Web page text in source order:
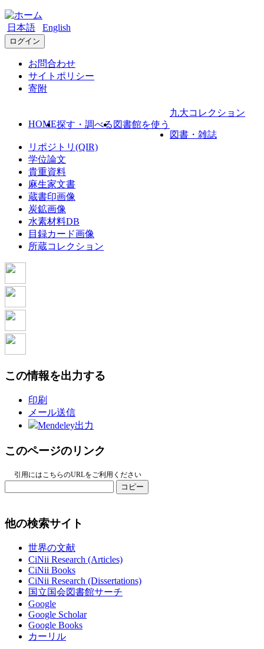
日本語 English
ログイン
お問合わせ
サイトポリシー
寄附
HOME探す・調べる 図書館を使う
九大コレクション
図書・雑誌
リポジトリ(QIR)
学位論文
貴重資料
麻生家文書
蔵書印画像
炭鉱画像
水素材料DB
目録カード画像
所蔵コレクション
この情報を出力する
印刷
メール送信
Mendeley出力
このページのリンク
引用にはこちらのURLをご利用ください
コピー
他の検索サイト
世界の文献
CiNii Research (Articles)
CiNii Books
CiNii Research (Dissertations)
国立国会図書館サーチ
Google
Google Scholar
Google Books
カーリル